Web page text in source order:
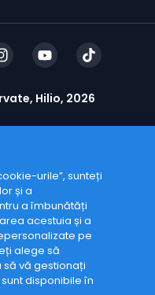
Hilio, 2026
urile”, sunteți
și a
a îmbunătăți
acestuia și a
pe
alege să
vă gestionați
disponibile în